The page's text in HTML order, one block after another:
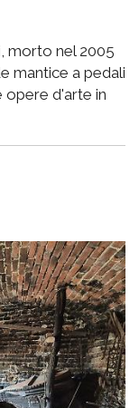
morto nel 2005
mantice a pedali
opere d'arte in